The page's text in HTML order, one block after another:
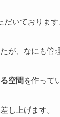
いております
が、なにも管
空間 を作って
し上げます。